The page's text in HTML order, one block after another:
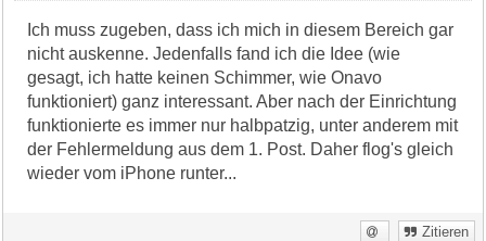
Ich muss zugeben, dass ich mich in diesem Bereich gar
nicht auskenne. Jedenfalls fand ich die Idee (wie
gesagt, ich hatte keinen Schimmer, wie Onavo
funktioniert) ganz interessant. Aber nach der Einrichtung
funktionierte es immer nur halbpatzig, unter anderem mit
der Fehlermeldung aus dem 1. Post. Daher flog's gleich
wieder vom iPhone runter...
Zitieren